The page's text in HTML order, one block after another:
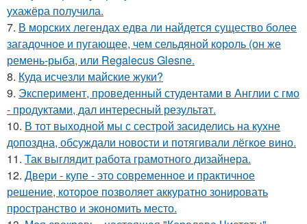
ухажёра получила.
7. В морских легендах едва ли найдется существо более
загадочное и пугающее, чем сельдяной король (он же
ремень-рыба, или Regalecus Glesne.
8. Куда исчезли майские жуки?
9. Эксперимент, проведенный студентами в Англии с гмо
- продуктами, дал интересный результат.
10. В тот выходной мы с сестрой засиделись на кухне
допоздна, обсуждали новости и потягивали лёгкое вино.
11. Так выглядит работа грамотного дизайнера.
12. Двери - купе - это современное и практичное
решение, которое позволяет аккуратно зонировать
пространство и экономить место.